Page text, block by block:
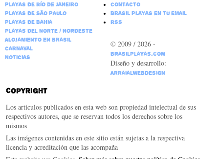
Playas de Río de Janeiro
Playas de São Paulo
Playas de Bahia
Playas del Norte / Nordeste
Alojamiento en Brasil
Carnaval
Noticias
Contacto
Brasil Playas en tu email
RSS
© 2009 / 2026 -
BrasilPlayas.com
Diseño y desarrollo:
ArraialWebDesign
Copyright
Los artículos publicados en esta web son propiedad intelectual de sus
respectivos autores, que se reservan todos los derechos sobre los
mismos
Las imágenes contenidas en este sitio están sujetas a la respectiva
licencia y acreditación que las acompaña